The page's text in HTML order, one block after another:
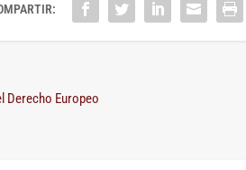
Derecho Europeo